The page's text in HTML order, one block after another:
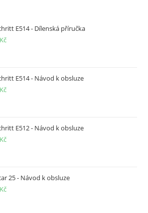
E514 - Dílenská příručka
Kč
E514 - Návod k obsluze
Kč
E512 - Návod k obsluze
Kč
25 - Návod k obsluze
Kč